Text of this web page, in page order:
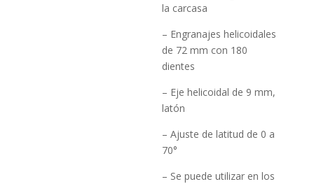
la carcasa
– Engranajes helicoidales
de 72 mm con 180
dientes
– Eje helicoidal de 9 mm,
latón
– Ajuste de latitud de 0 a
70°
– Se puede utilizar en los